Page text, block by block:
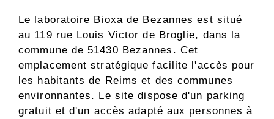
Le laboratoire Bioxa de Bezannes est situé
au 119 rue Louis Victor de Broglie, dans la
commune de 51430 Bezannes. Cet
emplacement stratégique facilite l'accès pour
les habitants de Reims et des communes
environnantes. Le site dispose d'un parking
gratuit et d'un accès adapté aux personnes à